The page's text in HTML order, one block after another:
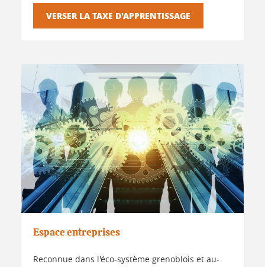
VERSER LA TAXE D'APPRENTISSAGE
Espace entreprises
Reconnue dans l'éco-système grenoblois et au-